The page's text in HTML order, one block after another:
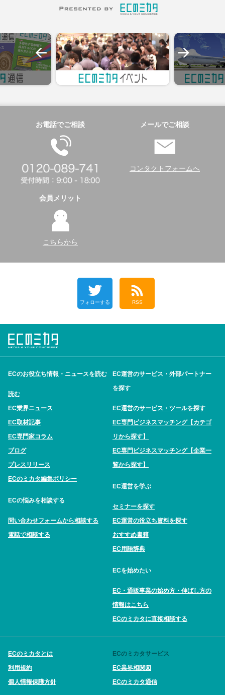
お電話でご相談 メールでご相談
コンタクトフォームへ
会員メリット
こちらから
フォローする RSS
ECのお役立ち情報・ニュースを読む
読む
EC業界ニュース
EC取材記事
EC専門家コラム
ブログ
プレスリリース
ECのミカタ編集ポリシー
ECの悩みを相談する
問い合わせフォームから相談する
電話で相談する
EC運営のサービス・外部パートナー
を探す
EC運営のサービス・ツールを探す
EC専門ビジネスマッチング【カテゴ
リから探す】
EC専門ビジネスマッチング【企業一
覧から探す】
EC運営を学ぶ
セミナーを探す
EC運営の役立ち資料を探す
おすすめ書籍
EC用語辞典
ECを始めたい
EC・通販事業の始め方・伸ばし方の
情報はこちら
ECのミカタに直接相談する
ECのミカタとは
利用規約
個人情報保護方針
ECのミカタサービス
EC業界相関図
ECのミカタ通信